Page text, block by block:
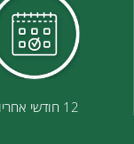
12 חודשי אחריות